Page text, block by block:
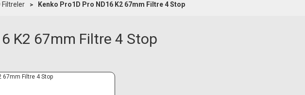
Filtreler Kenko Pro1D Pro ND16 K2 67mm Filtre 4 Stop
K2 67mm Filtre 4 Stop